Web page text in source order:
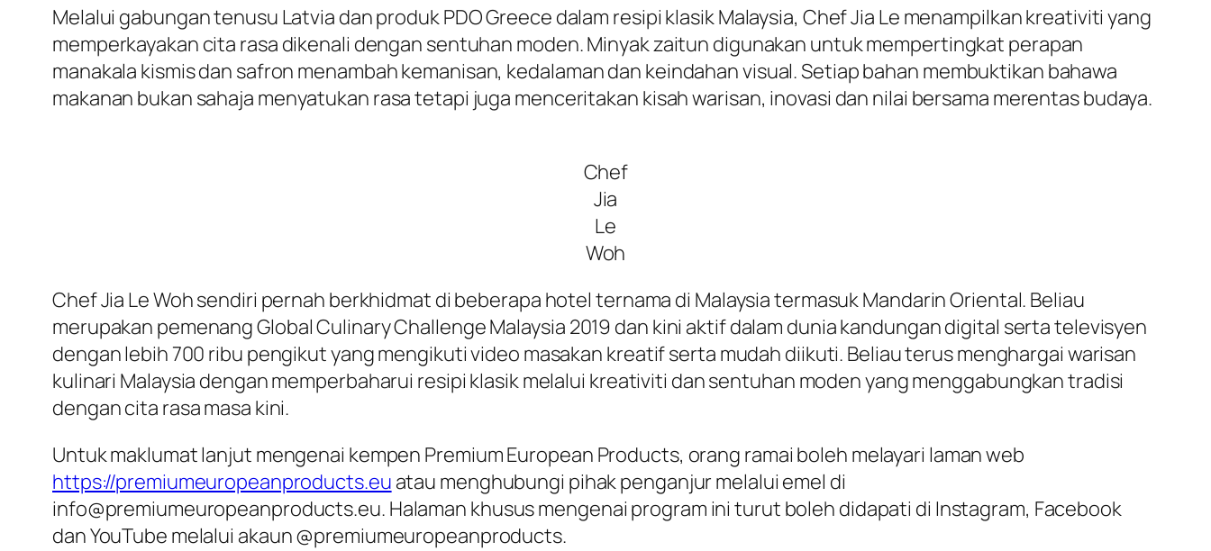
Melalui gabungan tenusu Latvia dan produk PDO Greece dalam resipi klasik Malaysia, Chef Jia Le menampilkan kreativiti yang
memperkayakan cita rasa dikenali dengan sentuhan moden. Minyak zaitun digunakan untuk mempertingkat perapan
manakala kismis dan safron menambah kemanisan, kedalaman dan keindahan visual. Setiap bahan membuktikan bahawa
makanan bukan sahaja menyatukan rasa tetapi juga menceritakan kisah warisan, inovasi dan nilai bersama merentas budaya.
Chef
Jia
Le
Woh
Chef Jia Le Woh sendiri pernah berkhidmat di beberapa hotel ternama di Malaysia termasuk Mandarin Oriental. Beliau
merupakan pemenang Global Culinary Challenge Malaysia 2019 dan kini aktif dalam dunia kandungan digital serta televisyen
dengan lebih 700 ribu pengikut yang mengikuti video masakan kreatif serta mudah diikuti. Beliau terus menghargai warisan
kulinari Malaysia dengan memperbaharui resipi klasik melalui kreativiti dan sentuhan moden yang menggabungkan tradisi
dengan cita rasa masa kini.
Untuk maklumat lanjut mengenai kempen Premium European Products, orang ramai boleh melayari laman web
https://premiumeuropeanproducts.eu atau menghubungi pihak penganjur melalui emel di
info@premiumeuropeanproducts.eu. Halaman khusus mengenai program ini turut boleh didapati di Instagram, Facebook
dan YouTube melalui akaun @premiumeuropeanproducts.